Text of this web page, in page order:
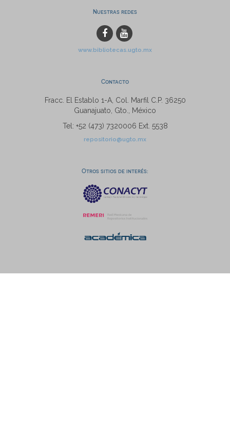
Nuestras redes
www.bibliotecas.ugto.mx
Contacto
Fracc. El Establo 1-A, Col. Marfil C.P. 36250
Guanajuato, Gto., México
Tel: +52 (473) 7320006 Ext. 5538
repositorio@ugto.mx
Otros sitios de interés: